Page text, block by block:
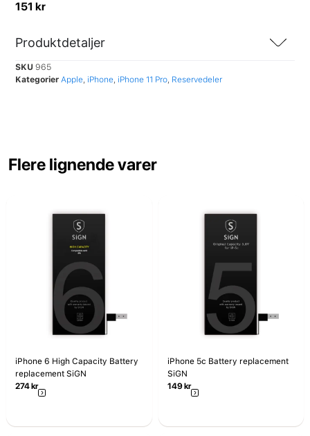
151 kr
Produktdetaljer
SKU 965
Kategorier Apple, iPhone, iPhone 11 Pro, Reservedeler
Flere lignende varer
iPhone 6 High Capacity Battery
replacement SiGN
274kr
iPhone 5c Battery replacement
SiGN
149kr